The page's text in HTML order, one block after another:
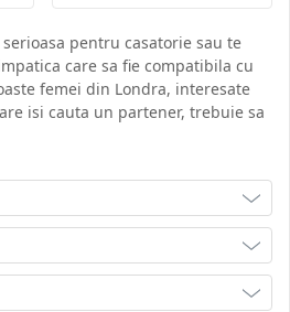
pentru casatorie sau te
care sa fie compatibila cu
femei din Londra, interesate
isi cauta un partener, trebuie sa